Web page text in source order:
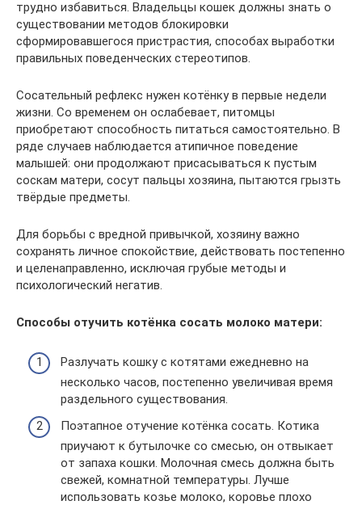
трудно избавиться. Владельцы кошек должны знать о
существовании методов блокировки
сформировавшегося пристрастия, способах выработки
правильных поведенческих стереотипов.
Сосательный рефлекс нужен котёнку в первые недели
жизни. Со временем он ослабевает, питомцы
приобретают способность питаться самостоятельно. В
ряде случаев наблюдается атипичное поведение
малышей: они продолжают присасываться к пустым
соскам матери, сосут пальцы хозяина, пытаются грызть
твёрдые предметы.
Для борьбы с вредной привычкой, хозяину важно
сохранять личное спокойствие, действовать постепенно
и целенаправленно, исключая грубые методы и
психологический негатив.
Способы отучить котёнка сосать молоко матери:
Разлучать кошку с котятами ежедневно на
несколько часов, постепенно увеличивая время
раздельного существования.
Поэтапное отучение котёнка сосать. Котика
приучают к бутылочке со смесью, он отвыкает
от запаха кошки. Молочная смесь должна быть
свежей, комнатной температуры. Лучше
использовать козье молоко, коровье плохо